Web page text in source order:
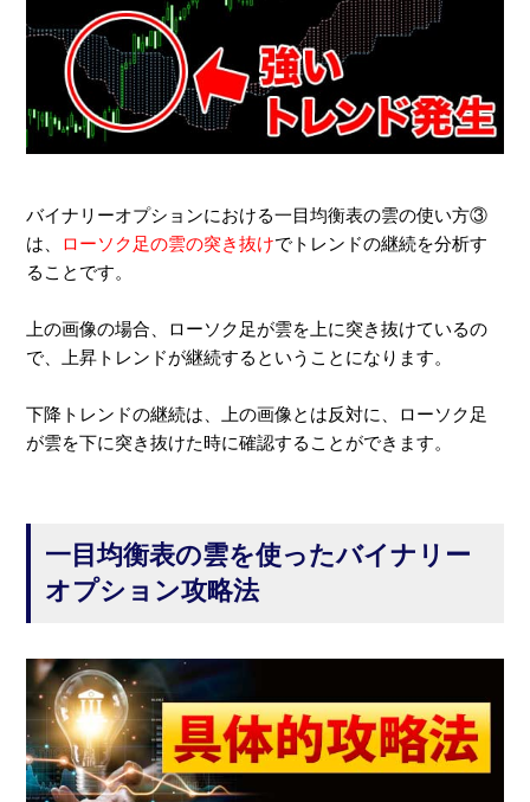
バイナリーオプションにおける一目均衡表の雲の使い方③
は、 ローソク足の雲の突き抜けでトレンドの継続を分析す
ることです。
上の画像の場合、ローソク足が雲を上に突き抜けているの
で、上昇トレンドが継続するということになります。
下降トレンドの継続は、上の画像とは反対に、ローソク足
が雲を下に突き抜けた時に確認することができます。
一目均衡表の雲を使ったバイナリー
オプション攻略法